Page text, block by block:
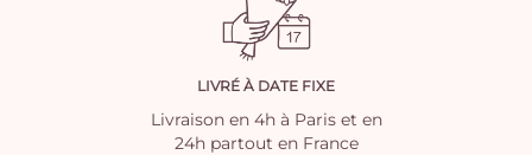
LIVRÉ À DATE FIXE
Livraison en 4h à Paris et en
24h partout en France